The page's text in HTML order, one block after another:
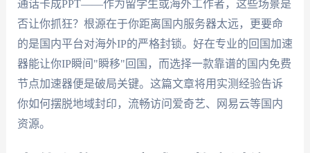
通话卡成PPT——作为留学生或海外工作者，这些场景是
否让你抓狂？根源在于你距离国内服务器太远，更要命
的是国内平台对海外IP的严格封锁。好在专业的回国加速
器能让你IP瞬间"瞬移"回国，而选择一款靠谱的国内免费
节点加速器便是破局关键。这篇文章将用实测经验告诉
你如何摆脱地域封印，流畅访问爱奇艺、网易云等国内
资源。